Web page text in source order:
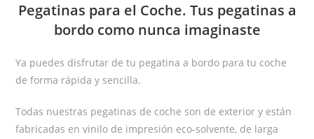
Pegatinas para el Coche. Tus pegatinas a
bordocomo nunca imaginaste
Ya puedes disfrutar de tu pegatina a bordo para tu coche
de forma rápida y sencilla.
Todas nuestras pegatinas de coche son de exterior y están
fabricadas en vinilo de impresión eco-solvente, de larga